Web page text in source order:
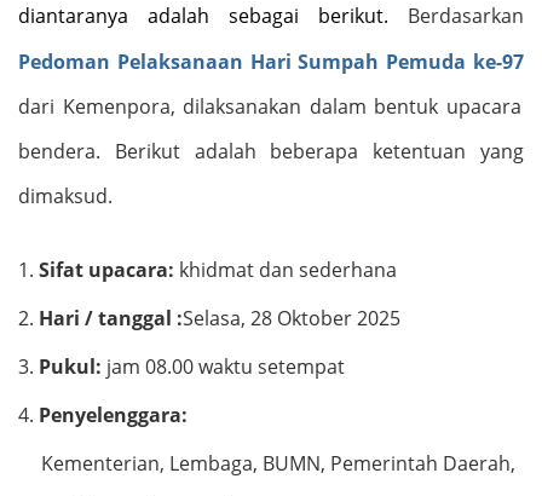
diantaranya adalah sebagai berikut. Berdasarkan
Pedoman Pelaksanaan Hari Sumpah Pemuda ke-97
dari Kemenpora, dilaksanakan dalam bentuk upacara
bendera. Berikut adalah beberapa ketentuan yang
dimaksud.
1. Sifat upacara: khidmat dan sederhana
2. Hari / tanggal :Selasa, 28 Oktober 2025
3. Pukul: jam 08.00 waktu setempat
4. Penyelenggara:
Kementerian, Lembaga, BUMN, Pemerintah Daerah,